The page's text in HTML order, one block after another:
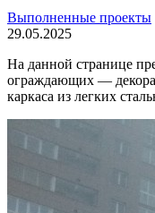
Выполненные проекты
29.05.2025
На данной странице
ограждающих —
каркаса из легких